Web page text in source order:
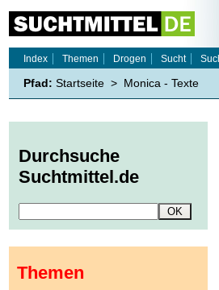
Index
Themen Drogen Sucht
Pfad: Startseite > Monica - Texte
Durchsuche
Suchtmittel.de
Themen